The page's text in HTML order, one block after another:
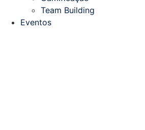
Team Building
Eventos